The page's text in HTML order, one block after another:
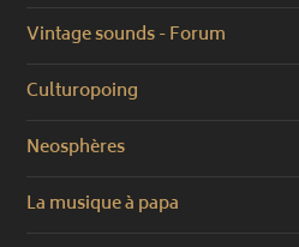
Vintage sounds - Forum
Culturopoing
Neosphères
La musique à papa